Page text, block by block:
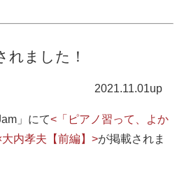
れました！
2021.11.01up
」にて<「ピアノ習って、よか
内孝夫【前編】>が掲載されま